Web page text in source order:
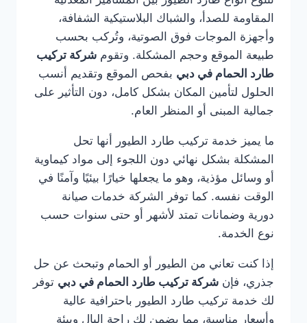
المقاومة للصدأ، والشباك البلاستيكية الشفافة،
وأجهزة الموجات فوق الصوتية، وتُركب بحسب
طبيعة الموقع وحجم المشكلة. وتقوم شركة تركيب
طارد الحمام في دبي بفحص الموقع وتقديم أنسب
الحلول لتأمين المكان بشكل كامل، دون التأثير على
جمالية المبنى أو المنظر العام.
ما يميز خدمة تركيب طارد الطيور أنها تحل
المشكلة بشكل نهائي دون اللجوء إلى مواد كيماوية
أو وسائل مؤذية، وهو ما يجعلها خيارًا بيئيًا وآمنًا في
الوقت نفسه. كما توفر الشركة خدمات صيانة
دورية وضمانات تمتد لأشهر أو حتى سنوات حسب
نوع الخدمة.
إذا كنت تعاني من الطيور أو الحمام وتبحث عن حل
جذري، فإن شركة تركيب طارد الحمام في دبي توفر
لك خدمة تركيب طارد الطيور باحترافية عالية
وأسعار مناسبة، مما يضمن لك راحة البال وبيئة